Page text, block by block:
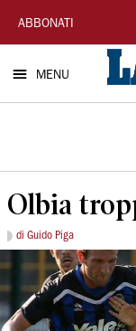
La
Nuova
Sardegna
ABBONATI
MENU
Olbia
di Guido Piga